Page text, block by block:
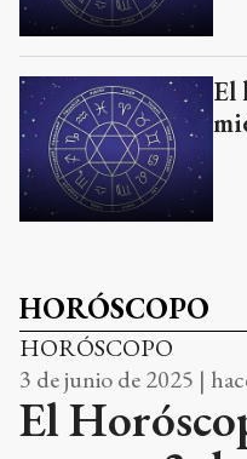
El
HORÓSCOPO
HORÓSCOPO
3 de junio de 2025 |
El